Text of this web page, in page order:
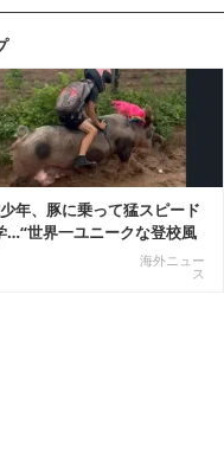
年、豚に乗って猛スピード
…“世界一ユニークな登校風
海外ニュー
ス